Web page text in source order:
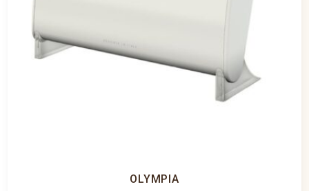
OLYMPIA